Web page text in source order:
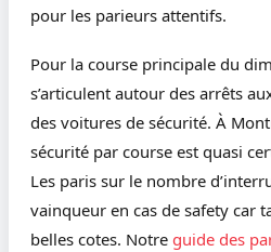
pour les parieurs attentifs.
Pour la course principale du
s’articulent autour des arrêts
des voitures de sécurité. À
sécurité par course est quasi
Les paris sur le nombre
vainqueur en cas de safety car
belles cotes. Notre guide des